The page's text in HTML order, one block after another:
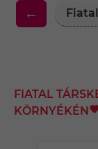
←
FIATAL
KÖRNYÉKÉN